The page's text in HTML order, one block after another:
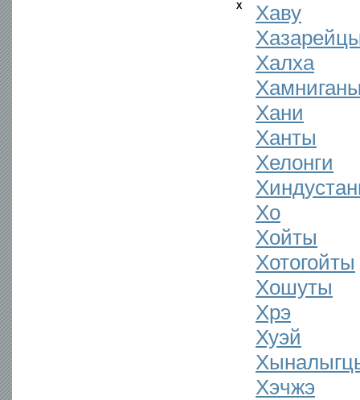
Х
Хаву
Халха
Хани
Ханты
Хелонги
Хо
Хойты
Хотогойты
Хошуты
Хрэ
Хуэй
Хэчжэ